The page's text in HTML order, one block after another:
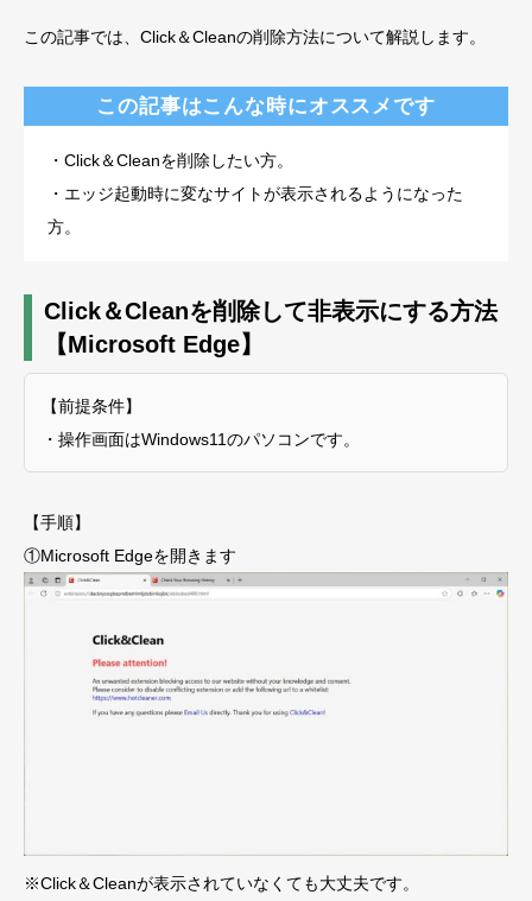
この記事では、Click＆Cleanの削除方法について解説します。
この記事はこんな時にオススメです
・Click＆Cleanを削除したい方。
・エッジ起動時に変なサイトが表示されるようになった
方。
Click＆Cleanを削除して非表示にする方法
【Microsoft Edge】
【前提条件】
・操作画面はWindows11のパソコンです。
【手順】
①Microsoft Edgeを開きます
※Click＆Cleanが表示されていなくても大丈夫です。